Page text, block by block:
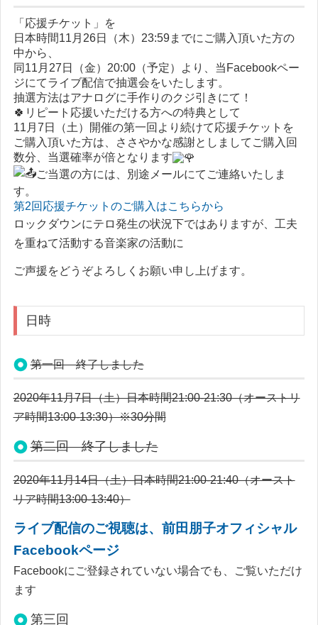
「応援チケット」を
日本時間11月26日（木）23:59までにご購入頂いた方の
中から、
同11月27日（金）20:00（予定）より、当Facebookペー
ジにてライブ配信で抽選会をいたします。
抽選方法はアナログに手作りのクジ引きにて！
🍀リピート応援いただける方への特典として
11月7日（土）開催の第一回より続けて応援チケットを
ご購入頂いた方は、ささやかな感謝としましてご購入回
数分、当選確率が倍となります
ご当選の方には、別途メールにてご連絡いたしま
す。
第2回応援チケットのご購入はこちらから
ロックダウンにテロ発生の状況下ではありますが、工夫
を重ねて活動する音楽家の活動に
ご声援をどうぞよろしくお願い申し上げます。
日時
第一回 終了しました
2020年11月7日（土）日本時間21:00-21:30（オーストリ
ア時間13:00-13:30）※30分間
第二回 終了しました
2020年11月14日（土）日本時間21:00-21:40（オースト
リア時間13:00-13:40）
ライブ配信のご視聴は、前田朋子オフィシャル
Facebookページ
Facebookにご登録されていない場合でも、ご覧いただけ
ます
第三回